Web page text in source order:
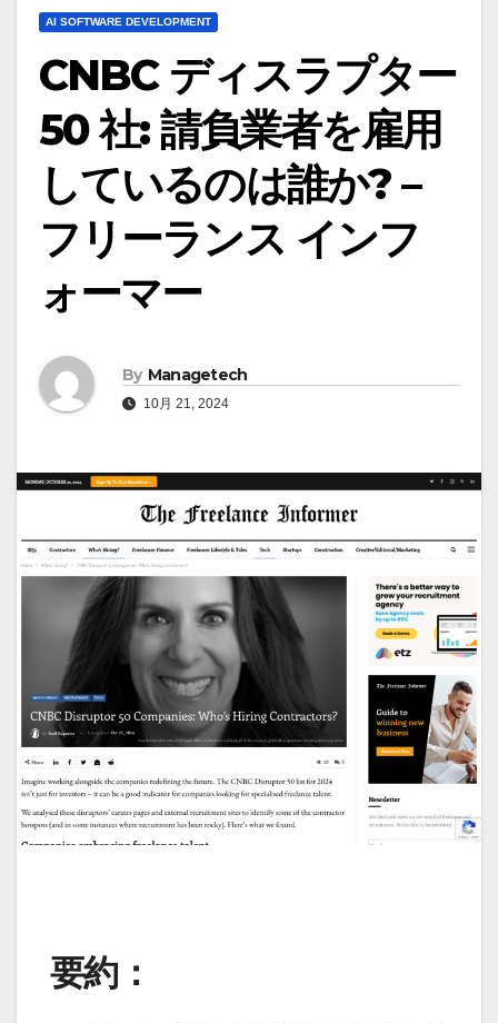
AI SOFTWARE DEVELOPMENT
CNBC ディスラプター
50 社: 請負業者を雇用
しているのは誰か? –
フリーランス インフ
ォーマー
By Managetech
10月 21, 2024
要約：